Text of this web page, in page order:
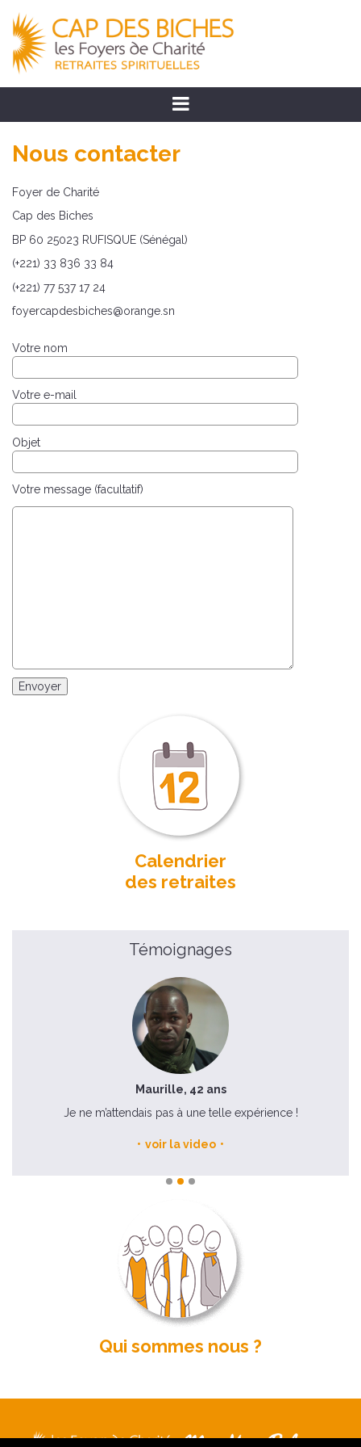
Nous contacter
Foyer de Charité
Cap des Biches
BP 60 25023 RUFISQUE (Sénégal)
(+221) 33 836 33 84
(+221) 77 537 17 24
foyercapdesbiches@orange.sn
Votre nom
Votre e-mail
Objet
Votre message (facultatif)
Calendrier
des retraites
Témoignages
Maurille, 42 ans
Je ne m’attendais pas à une telle expérience !
voir la video
Qui sommes nous ?